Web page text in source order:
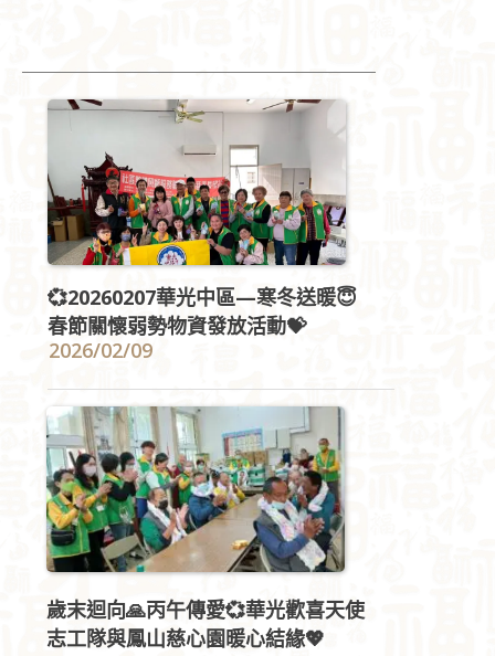
💞20260207華光中區—寒冬送暖😇
春節關懷弱勢物資發放活動💝
2026/02/09
歲末迴向🙏丙午傳愛💞華光歡喜天使
志工隊與鳳山慈心園暖心結緣💖